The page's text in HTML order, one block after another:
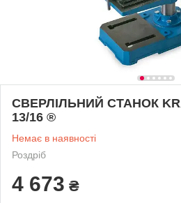
СВЕРЛІЛЬНИЙ СТАНОК
13/16 ®
Немає в наявності
Роздріб
4 673 ₴